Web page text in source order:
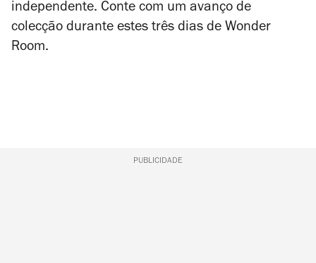
independente. Conte com um avanço de
colecção durante estes três dias de Wonder
Room.
PUBLICIDADE